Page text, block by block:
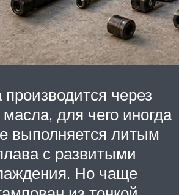
через
для чего иногда
выполняется литым
с развитыми
Но чаще